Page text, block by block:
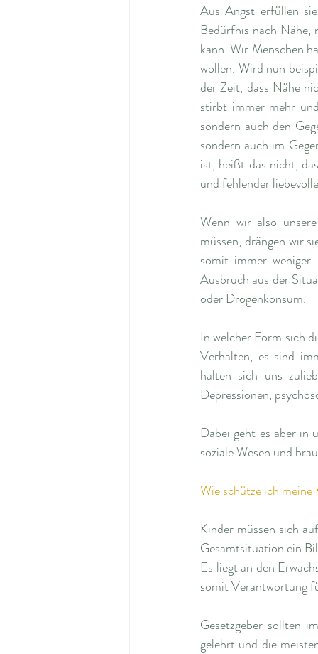
Aus Angst erfüllen
Bedürfnis nach Nähe,
kann. Wir Menschen
wollen. Wird nun
der Zeit, dass Nähe
stirbt immer mehr
sondern auch den
sondern auch im
ist, heißt das nicht,
und fehlender
Wenn wir also
müssen, drängen wir
somit immer
Ausbruch aus der
oder Drogenkonsum.
In welcher Form sich
Verhalten, es sind
halten sich uns
Depressionen,
Dabei geht es aber in
soziale Wesen und
Wie schütze ich meine
Kinder müssen sich
Gesamtsituation ein
Es liegt an den
somit Verantwortung
Gesetzgeber sollten
gelehrt und die